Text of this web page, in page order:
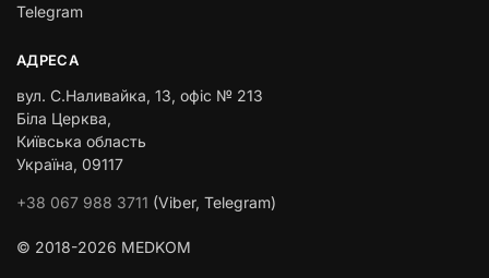
Telegram
АДРЕСА
вул. С.Наливайка, 13, офіс № 213
Біла Церква,
Київська область
Україна, 09117
+38 067 988 3711 (Viber, Telegram)
© 2018-2026 MEDKOM